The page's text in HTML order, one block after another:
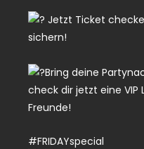
Jetzt Ticket
sichern!
Bring deine
check dir jetzt eine
Freunde!
#FRIDAYspecial